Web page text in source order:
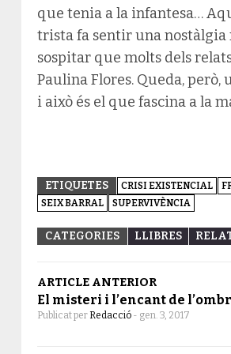
que tenia a la infantesa…
trista fa sentir una nostàlgia
sospitar que molts dels
Paulina Flores. Queda,
i això és el que fascina a la
ETIQUETES CRISI EXISTENCIAL
SEIX BARRAL
SUPERVIVÈNCIA
CATEGORIES LLIBRES
ARTICLE ANTERIOR
El misteri i l’encant de
Publicat per Redacció - gen. 3, 2017